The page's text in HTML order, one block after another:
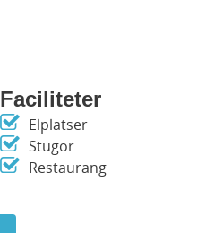
Faciliteter
Elplatser
Stugor
Restaurang